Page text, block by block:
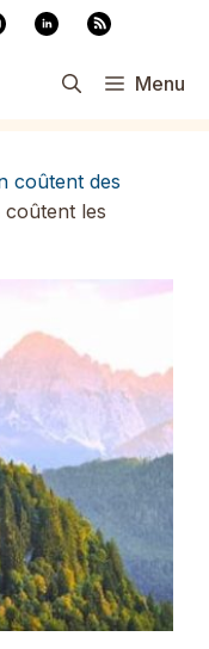
Menu
coûtent des
coûtent les